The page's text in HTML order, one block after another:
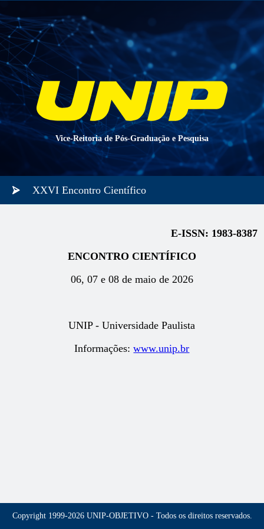
Vice-Reitoria de Pós-Graduação e Pesquisa
XXVI Encontro Científico
E-ISSN: 1983-8387
ENCONTRO CIENTÍFICO
06, 07 e 08 de maio de 2026
UNIP - Universidade Paulista
Informações:www.unip.br
Copyright 1999-2026 UNIP-OBJETIVO - Todos os direitos reservados.